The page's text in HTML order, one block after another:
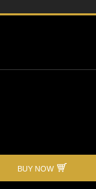
BUY NOW